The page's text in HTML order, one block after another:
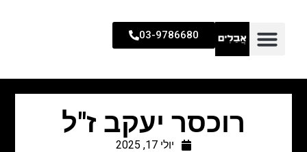
03-9786680
רוכסר יעקב ז"ל
יולי 17, 2025